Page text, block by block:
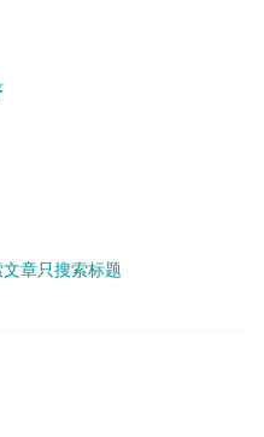
章只搜索标题